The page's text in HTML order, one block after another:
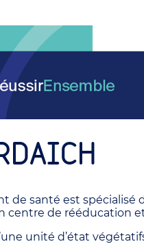
de santé est
centre de rééducation
unité d’état